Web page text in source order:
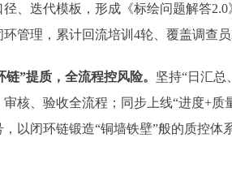
径、迭代模板，形成《标绘问题解答
管理，累计回流培训4轮、覆盖调查员
链”提质，全流程控风险。 坚持“日汇总
核、验收全流程；同步上线“进度+质
以闭环链锻造“铜墙铁壁”般的质控体